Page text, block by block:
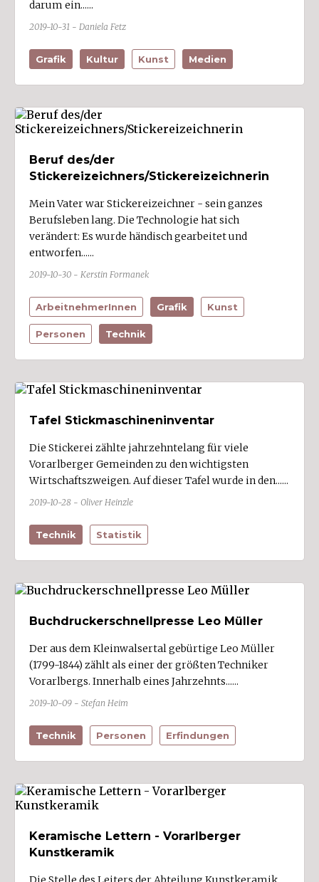
darum ein......
2019-10-31 - Daniela Fetz
Grafik Kultur Kunst Medien
Beruf des/der
Stickereizeichners/Stickereizeichnerin
Mein Vater war Stickereizeichner - sein ganzes
Berufsleben lang. Die Technologie hat sich
verändert: Es wurde händisch gearbeitet und
entworfen......
2019-10-30 - Kerstin Formanek
ArbeitnehmerInnen Grafik Kunst
Personen Technik
Tafel Stickmaschineninventar
Die Stickerei zählte jahrzehntelang für viele
Vorarlberger Gemeinden zu den wichtigsten
Wirtschaftszweigen. Auf dieser Tafel wurde in den......
2019-10-28 - Oliver Heinzle
Technik Statistik
Buchdruckerschnellpresse Leo Müller
Der aus dem Kleinwalsertal gebürtige Leo Müller
(1799-1844) zählt als einer der größten Techniker
Vorarlbergs. Innerhalb eines Jahrzehnts......
2019-10-09 - Stefan Heim
Technik Personen Erfindungen
Keramische Lettern - Vorarlberger
Kunstkeramik